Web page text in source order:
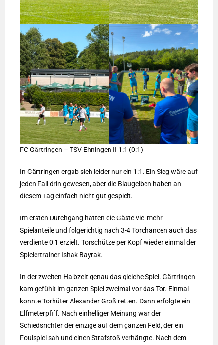
FC Gärtringen – TSV Ehningen II 1:1 (0:1)
In Gärtringen ergab sich leider nur ein 1:1. Ein Sieg wäre auf
jeden Fall drin gewesen, aber die Blaugelben haben an
diesem Tag einfach nicht gut gespielt.
Im ersten Durchgang hatten die Gäste viel mehr
Spielanteile und folgerichtig nach 3-4 Torchancen auch das
verdiente 0:1 erzielt. Torschütze per Kopf wieder einmal der
Spielertrainer Ishak Bayrak.
In der zweiten Halbzeit genau das gleiche Spiel. Gärtringen
kam gefühlt im ganzen Spiel zweimal vor das Tor. Einmal
konnte Torhüter Alexander Groß retten. Dann erfolgte ein
Elfmeterpfiff. Nach einhelliger Meinung war der
Schiedsrichter der einzige auf dem ganzen Feld, der ein
Foulspiel sah und einen Strafstoß verhängte. Nach dem